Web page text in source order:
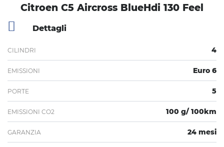
Citroen C5 Aircross BlueHdi 130 Feel
Dettagli
CILINDRI 4
EMISSIONI Euro 6
PORTE 5
EMISSIONI CO2 100 g/ 100km
GARANZIA 24 mesi